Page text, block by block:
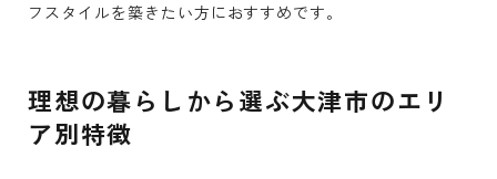
フスタイルを築きたい方におすすめです。
理想の暮らしから選ぶ大津市のエリ
ア別特徴